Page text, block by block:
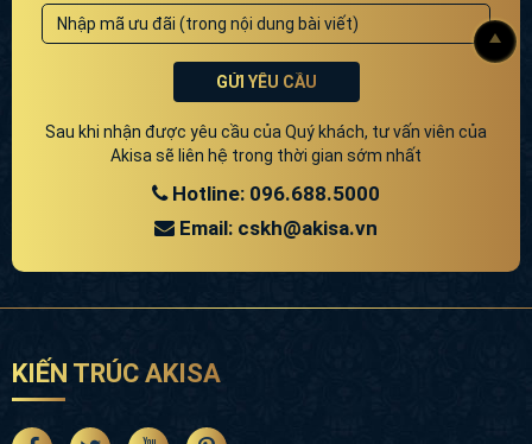
GỬI YÊU CẦU
Sau khi nhận được yêu cầu của Quý khách, tư vấn viên của
Akisa sẽ liên hệ trong thời gian sớm nhất
Hotline: 096.688.5000
Email: cskh@akisa.vn
KIẾN TRÚC AKISA